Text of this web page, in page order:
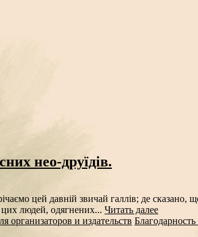
нео-друїдів.
цей давній звичай галлів; де сказано,
людей, одягнених... Читать далее
организаторов и издательств